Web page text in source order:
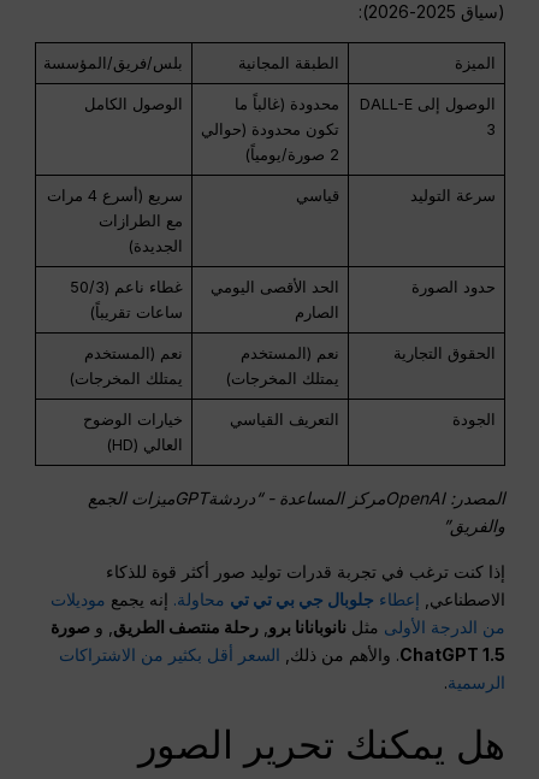
(سياق 2025-2026):
الميزة الطبقة المجانية بلس/فريق/المؤسسة
الوصول إلى DALL-E
3
محدودة (غالباً ما
تكون محدودة (حوالي
2 صورة/يومياً)
الوصول الكامل
سرعة التوليد قياسي
سريع (أسرع 4 مرات
مع الطرازات
الجديدة)
حدود الصورة
الحد الأقصى اليومي
الصارم
غطاء ناعم (50/3
ساعات تقريباً)
الحقوق التجارية
نعم (المستخدم
يمتلك المخرجات)
نعم (المستخدم
يمتلك المخرجات)
الجودة التعريف القياسي
خيارات الوضوح
العالي (HD)
المصدر:OpenAIمركز المساعدة - “دردشةGPT
ميزات الجمع
والفريق”
إذا كنت ترغب في تجربة قدرات توليد صور أكثر قوة للذكاء
الاصطناعي, إعطاء جلوبال جي بي تي تي محاولة. إنه يجمع موديلات
من الدرجة الأولى مثل نانوبانانا برو ,رحلة منتصف الطريق , وصورة
ChatGPT 1.5. والأهم من ذلك, السعر أقل بكثير من الاشتراكات
الرسمية.
هل يمكنك تحرير الصور